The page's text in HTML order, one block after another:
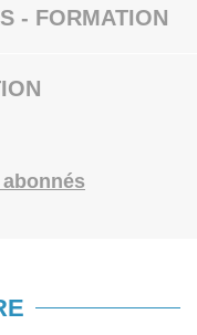
- FORMATION